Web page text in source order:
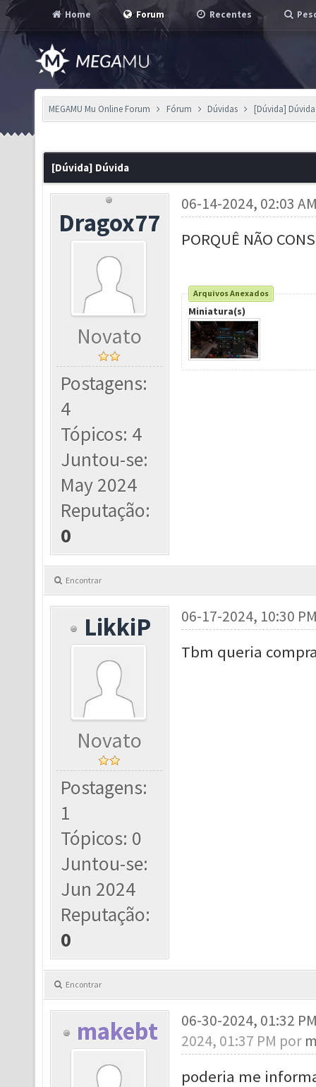
Home Forum Recentes
MEGAMU Mu Online Forum Fórum Dúvidas [Dúvida] Dúvida
[Dúvida] Dúvida
Dragox77
Novato
Postagens:
4
Tópicos: 4
Juntou-se:
May 2024
Reputação:
0
06-14-2024, 02:03
PORQUÊ NÃO
Arquivos Anexados
Miniatura(s)
Encontrar
LikkiP
Novato
Postagens:
1
Tópicos: 0
Juntou-se:
Jun 2024
Reputação:
0
06-17-2024, 10:30
Tbm queria
Encontrar
makebt
06-30-2024, 01:32
2024, 01:37 PM por
poderia me